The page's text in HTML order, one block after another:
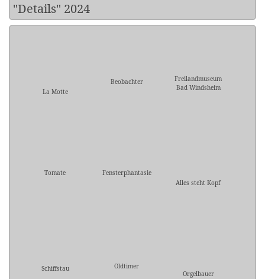
"Details" 2024
La Motte
Beobachter
Freilandmuseum
Bad Windsheim
Tomate
Fensterphantasie
Alles steht Kopf
Schiffstau
Oldtimer
Orgelbauer